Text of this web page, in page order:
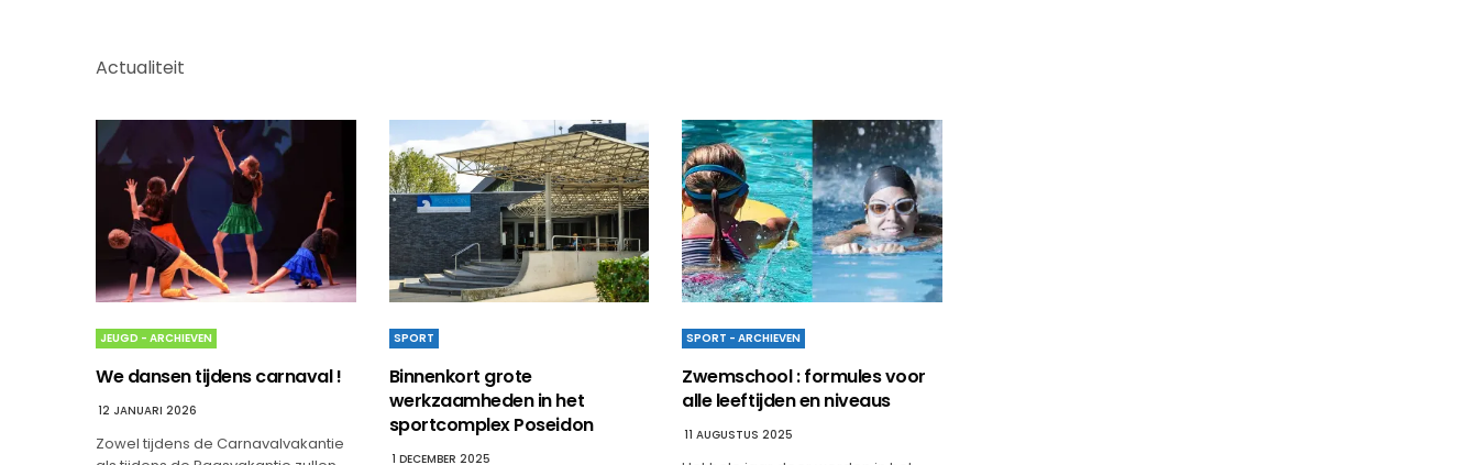
Actualiteit
JEUGD - ARCHIEVEN
We dansen tijdens carnaval !
12 JANUARI 2026
Zowel tijdens de Carnavalvakantie
SPORT
Binnenkort grote
werkzaamheden in het
sportcomplex Poseidon
1 DECEMBER 2025
SPORT - ARCHIEVEN
Zwemschool : formules voor
alle leeftijden en niveaus
11 AUGUSTUS 2025